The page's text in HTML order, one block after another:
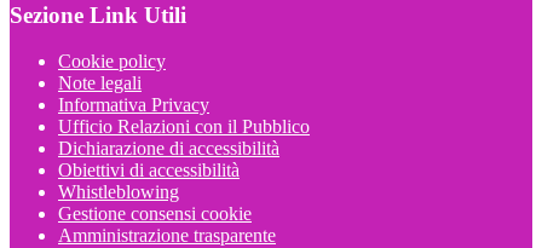
Sezione Link Utili
Cookie policy
Note legali
Informativa Privacy
Ufficio Relazioni con il Pubblico
Dichiarazione di accessibilità
Obiettivi di accessibilità
Whistleblowing
Gestione consensi cookie
Amministrazione trasparente